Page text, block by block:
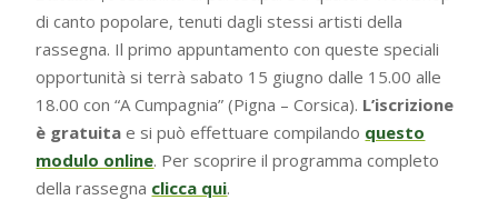
di canto popolare, tenuti dagli stessi artisti della
rassegna. Il primo appuntamento con queste speciali
opportunità si terrà sabato 15 giugno dalle 15.00 alle
18.00 con “A Cumpagnia” (Pigna – Corsica). L’iscrizione
è gratuita e si può effettuare compilando questo
modulo online. Per scoprire il programma completo
della rassegna clicca qui.